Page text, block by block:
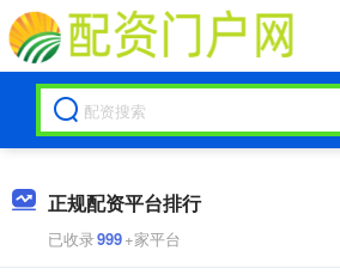
正规配资平台排行
已收录999+家平台